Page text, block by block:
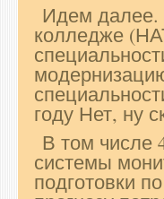
Идем далее.
колледже
году Нет, ну
В том числе
системы
подготовки